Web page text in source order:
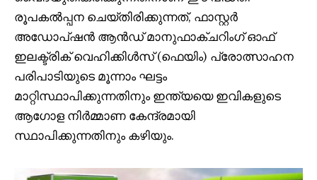
രൂപകൽപ്പന ചെയ്തിരിക്കുന്നത്, ഫാസ്റ്റർ
അഡോപ്ഷൻ ആൻഡ് മാനുഫാക്ചറിംഗ് ഓഫ്
ഇലക്ട്രിക് വെഹിക്കിൾസ് (ഫെയിം) പ്രോത്സാഹന
പരിപാടിയുടെ മൂന്നാം ഘട്ടം
മാറ്റിസ്ഥാപിക്കുന്നതിനും ഇന്ത്യയെ ഇവികളുടെ
ആഗോള നിർമ്മാണ കേന്ദ്രമായി
സ്ഥാപിക്കുന്നതിനും കഴിയും.